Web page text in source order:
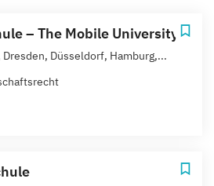
– The Mobile University
Düsseldorf, Hamburg,...